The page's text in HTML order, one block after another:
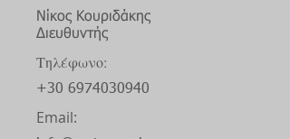
Νίκος Κουριδάκης
Διευθυντής
Τηλέφωνο:
+30 6974030940
Email: